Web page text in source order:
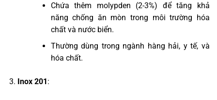
Chứa thêm molypden (2-3%) để tăng khả
năng chống ăn mòn trong môi trường hóa
chất và nước biển.
Thường dùng trong ngành hàng hải, y tế, và
hóa chất.
Inox 201 :